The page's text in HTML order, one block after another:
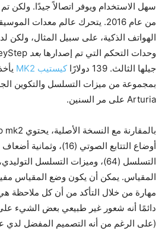
سهل الاستخدام ويوفر اتصالاً جيدًا. ولكن تم
من عام 2016. يتحرك عالم معدات
وحدات التحكم التي تم إصدارها بعد
جيلها الثالث. 139 دولارًا
كيستيب MK2
بمجموعة من ميزات التسلسل والتكوين
Arturia على مر السنين.
أوضاع التتابع الصوتي (16)،
التسلسل (64)، وميزات التسلسل
المقياس. يمكن أن يكون وضع المقياس مفيدًا
مهارة من خلال التأكد من أن كل ملاحظة
دائمًا أنه شعور غير طبيعي بعض الشيء على
(على الرغم من أنه التصميم المفضل لدي